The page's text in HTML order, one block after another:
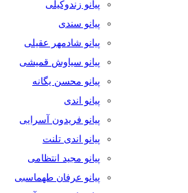
پیانو زندوکیلی
پیانو سندی
پیانو شادمهر عقیلی
پیانو سیاوش قمیشی
پیانو محسن یگانه
پیانو اندی
پیانو فریدون آسرایی
پیانو اندی تلنت
پیانو مجید انتظامی
پیانو عرفان طهماسبی